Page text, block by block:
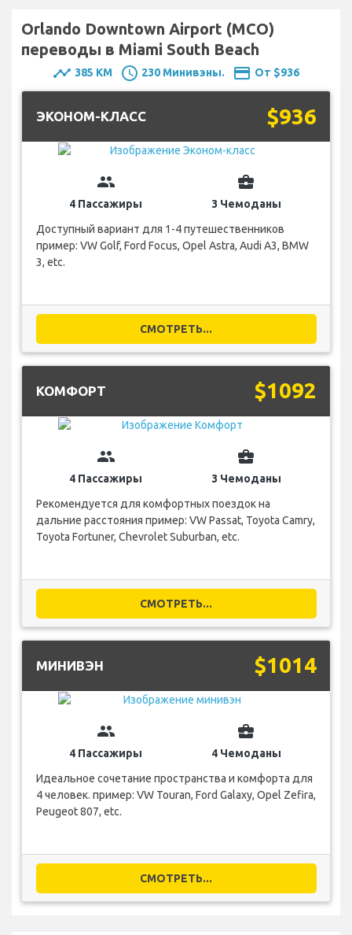
Orlando Downtown Airport (MCO)
переводы в Miami South Beach
timeline 385 KM schedule 230 Минивэны. payment От $936
ЭКОНОМ-КЛАСС $936
group
4 Пассажиры
business_center
3 Чемоданы
Доступный вариант для 1-4 путешественников
пример: VW Golf, Ford Focus, Opel Astra, Audi A3, BMW
3, etc.
СМОТРЕТЬ...
КОМФОРТ $1092
group
4 Пассажиры
business_center
3 Чемоданы
Рекомендуется для комфортных поездок на
дальние расстояния пример: VW Passat, Toyota Camry,
Toyota Fortuner, Chevrolet Suburban, etc.
СМОТРЕТЬ...
МИНИВЭН $1014
group
4 Пассажиры
business_center
4 Чемоданы
Идеальное сочетание пространства и комфорта для
4 человек. пример: VW Touran, Ford Galaxy, Opel Zefira,
Peugeot 807, etc.
СМОТРЕТЬ...